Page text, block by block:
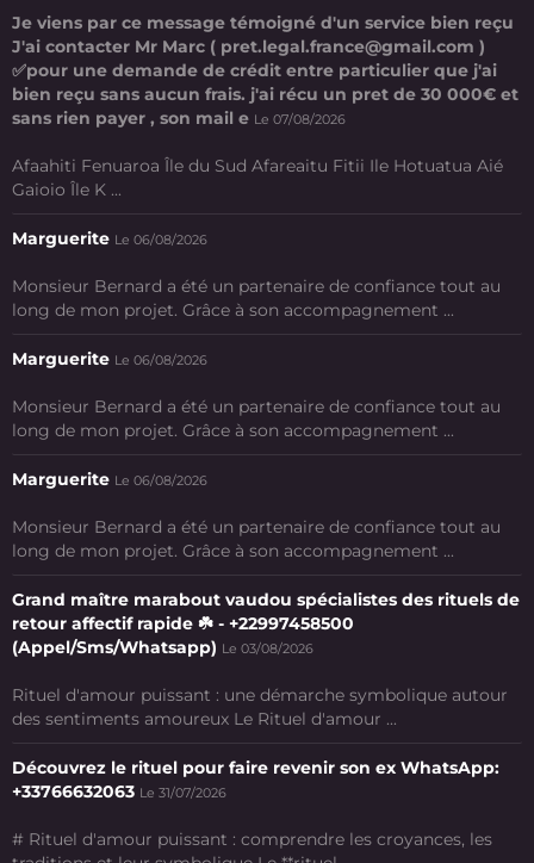
Je viens par ce message témoigné d'un service bien reçu
J'ai contacter Mr Marc ( pret.legal.france@gmail.com )
✅pour une demande de crédit entre particulier que j'ai
bien reçu sans aucun frais. j'ai récu un pret de 30 000€ et
sans rien payer , son mail e Le 07/08/2026
Afaahiti Fenuaroa Île du Sud Afareaitu Fitii Ile Hotuatua Aié
Gaioio Île K ...
Marguerite Le 06/08/2026
Monsieur Bernard a été un partenaire de confiance tout au
long de mon projet. Grâce à son accompagnement ...
Marguerite Le 06/08/2026
Monsieur Bernard a été un partenaire de confiance tout au
long de mon projet. Grâce à son accompagnement ...
Marguerite Le 06/08/2026
Monsieur Bernard a été un partenaire de confiance tout au
long de mon projet. Grâce à son accompagnement ...
Grand maître marabout vaudou spécialistes des rituels de
retour affectif rapide ☘️ - +22997458500
(Appel/Sms/Whatsapp) Le 03/08/2026
Rituel d'amour puissant : une démarche symbolique autour
des sentiments amoureux Le Rituel d'amour ...
Découvrez le rituel pour faire revenir son ex WhatsApp:
+33766632063 Le 31/07/2026
# Rituel d'amour puissant : comprendre les croyances, les